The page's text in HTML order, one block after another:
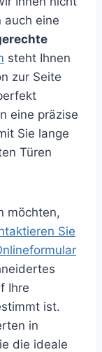
auch eine
steht Ihnen
zur Seite
eine präzise
Sie lange
Türen
möchten,
Sie
Ihre
ist.
in
die ideale